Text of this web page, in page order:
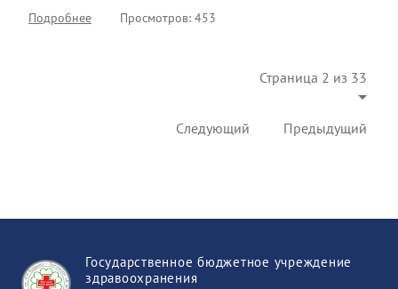
Подробнее Просмотров: 453
Страница 2 из 33
Предыдущий
Следующий
Государственное бюджетное учреждение
здравоохранения